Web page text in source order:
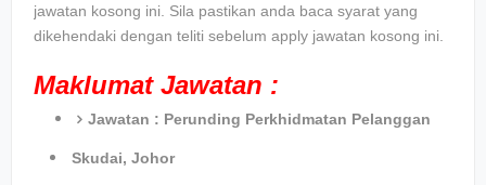
jawatan kosong ini. Sila pastikan anda baca syarat yang
dikehendaki dengan teliti sebelum apply jawatan kosong ini.
Maklumat Jawatan :
Jawatan : Perunding Perkhidmatan Pelanggan
Skudai, Johor